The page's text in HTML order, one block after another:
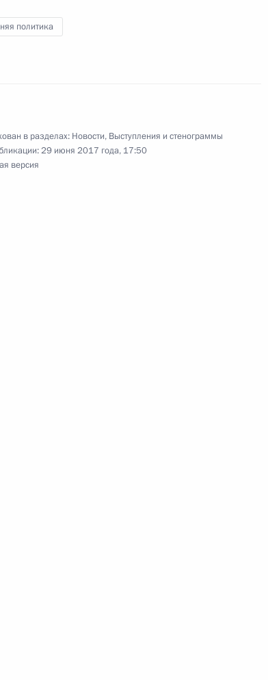
канцлером Германии
политика
в разделах: Новости, Выступления и стенограммы
29 июня 2017 года, 17:50
версия